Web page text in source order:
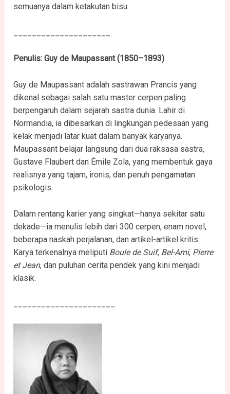
semuanya dalam ketakutan bisu.
Penulis: Guy de Maupassant (1850–1893)
Guy de Maupassant adalah sastrawan Prancis yang
dikenal sebagai salah satu master cerpen paling
berpengaruh dalam sejarah sastra dunia. Lahir di
Normandia, ia dibesarkan di lingkungan pedesaan yang
kelak menjadi latar kuat dalam banyak karyanya.
Maupassant belajar langsung dari dua raksasa sastra,
Gustave Flaubert dan Émile Zola, yang membentuk gaya
realisnya yang tajam, ironis, dan penuh pengamatan
psikologis.
Dalam rentang karier yang singkat—hanya sekitar satu
dekade—ia menulis lebih dari 300 cerpen, enam novel,
beberapa naskah perjalanan, dan artikel-artikel kritis.
Karya terkenalnya meliputi Boule de Suif, Bel-Ami, Pierre
et Jean, dan puluhan cerita pendek yang kini menjadi
klasik.